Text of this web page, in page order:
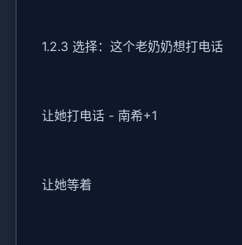
1.2.3 选择：这个老奶奶想打电话
让她打电话 - 南希+1
让她等着